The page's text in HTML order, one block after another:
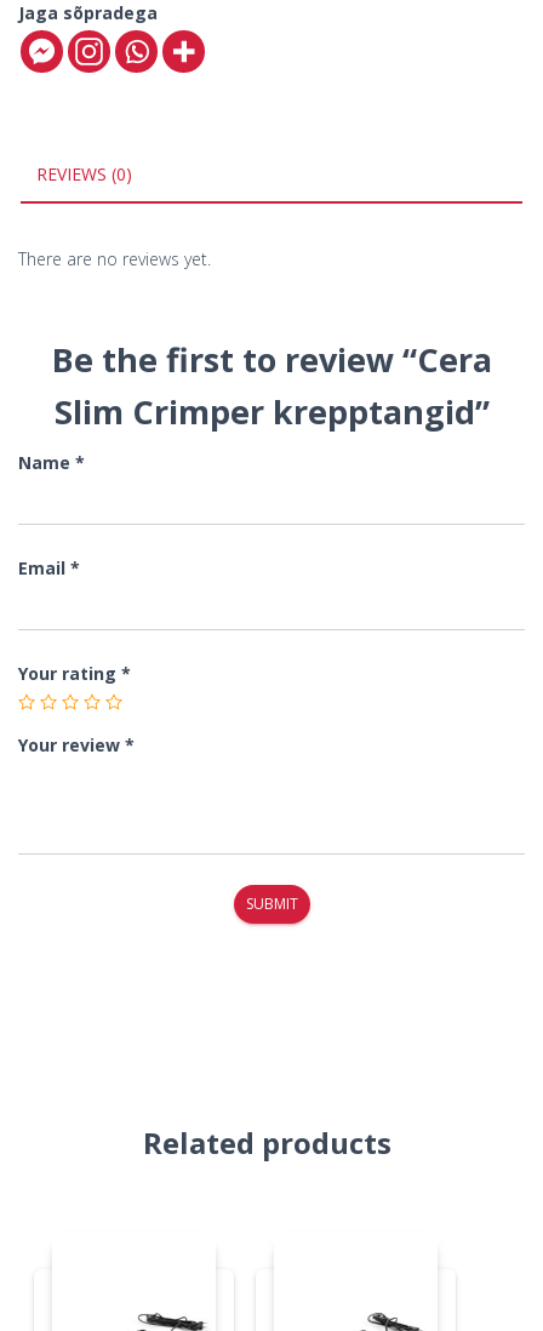
Jaga sõpradega
REVIEWS (0)
There are no reviews yet.
Be the first to review “Cera
Slim Crimper krepptangid”
Name *
Email *
Your rating *
Your review *
Related products